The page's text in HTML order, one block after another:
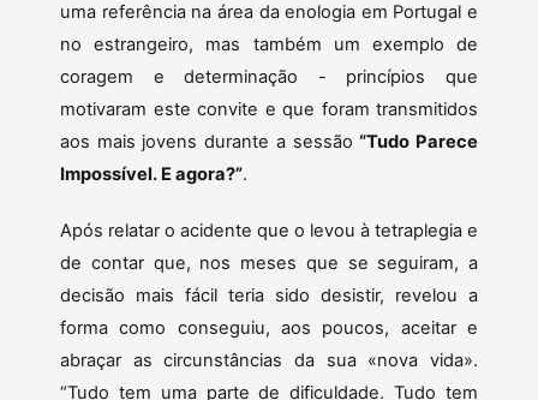
uma referência na área da enologia em Portugal e
no estrangeiro, mas também um exemplo de
coragem e determinação - princípios que
motivaram este convite e que foram transmitidos
aos mais jovens durante a sessão“Tudo Parece
Impossível. E agora?”.
Após relatar o acidente que o levou à tetraplegia e
de contar que, nos meses que se seguiram, a
decisão mais fácil teria sido desistir, revelou a
forma como conseguiu, aos poucos, aceitar e
abraçar as circunstâncias da sua «nova vida».
“Tudo tem uma parte de dificuldade. Tudo tem